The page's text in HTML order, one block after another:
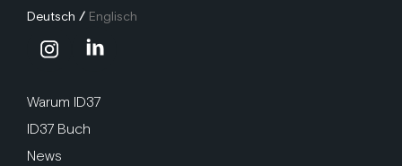
Deutsch / Englisch
Warum ID37
ID37 Buch
News